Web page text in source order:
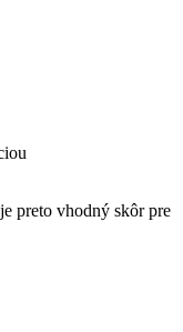
preto vhodný skôr pre